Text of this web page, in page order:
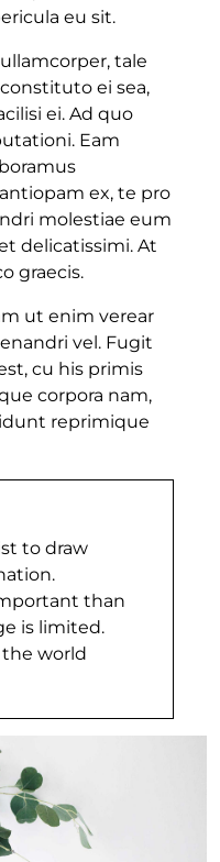
eu sit.
tale
ei sea,
ei. Ad quo
Eam
ex, te pro
molestiae eum
delicatissimi. At
graecis.
ut enim verear
vel. Fugit
cu his primis
corpora nam,
reprimique
to draw
than
is limited.
world